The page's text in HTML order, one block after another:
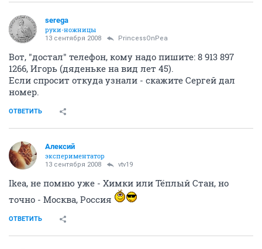
serega
руки-ножницы
13 сентября 2008 PrincessOnPea
Вот, "достал" телефон, кому надо пишите: 8 913 897
1266, Игорь (дяденьке на вид лет 45).
Если спросит откуда узнали - скажите Сергей дал
номер.
ОТВЕТИТЬ
Алексий
экспериментатор
13 сентября 2008 vtv19
Ikea, не помню уже - Химки или Тёплый Стан, но
точно - Москва, Россия
ОТВЕТИТЬ